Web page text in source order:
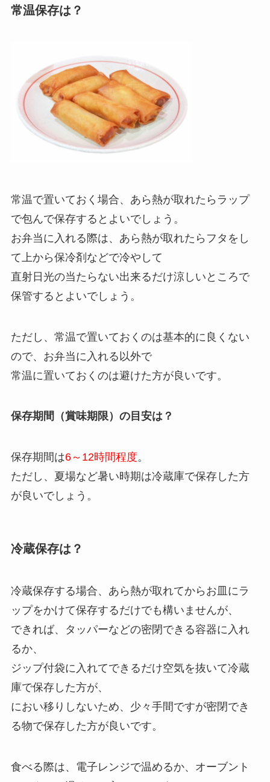
常温保存は？
常温で置いておく場合、あら熱が取れたらラップ
で包んで保存するとよいでしょう。
お弁当に入れる際は、あら熱が取れたらフタをし
て上から保冷剤などで冷やして
直射日光の当たらない出来るだけ涼しいところで
保管するとよいでしょう。
ただし、常温で置いておくのは基本的に良くない
ので、お弁当に入れる以外で
常温に置いておくのは避けた方が良いです。
保存期間（賞味期限）の目安は？
保存期間は6～12時間程度。
ただし、夏場など暑い時期は冷蔵庫で保存した方
が良いでしょう。
冷蔵保存は？
冷蔵保存する場合、あら熱が取れてからお皿にラ
ップをかけて保存するだけでも構いませんが、
できれば、タッパーなどの密閉できる容器に入れ
るか、
ジップ付袋に入れてできるだけ空気を抜いて冷蔵
庫で保存した方が、
におい移りしないため、少々手間ですが密閉でき
る物で保存した方が良いです。
食べる際は、電子レンジで温めるか、オーブント